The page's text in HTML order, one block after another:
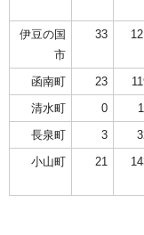
伊豆の国
市
33
函南町 23
清水町
0
長泉町
3
小山町
21